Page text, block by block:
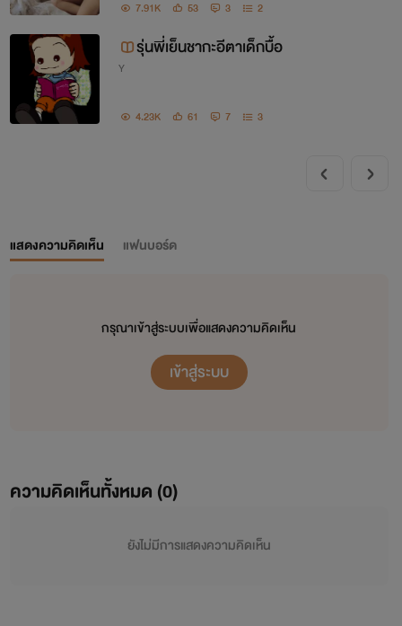
7.91K 53 3 2
รุ่นพี่เย็นชากะอีตาเด็กบื้อ
Y
4.23K 61 7 3
แสดงความคิดเห็น แฟนบอร์ด
กรุณาเข้าสู่ระบบเพื่อแสดงความคิดเห็น
เข้าสู่ระบบ
ความคิดเห็นทั้งหมด (0)
ยังไม่มีการแสดงความคิดเห็น